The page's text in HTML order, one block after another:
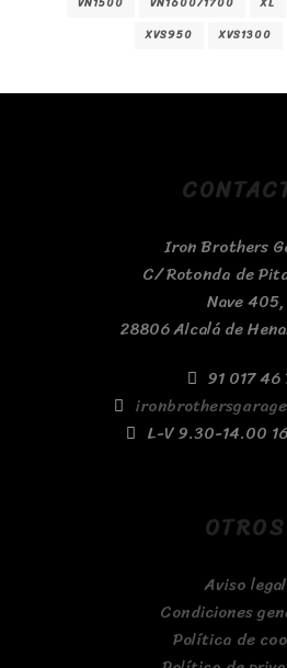
XVS950
XVS1300
Iron Brothers
C/ Rotonda de
Nave 405,
28806 Alcalá de
91 017 46
L-V 9.30-14.00
OTROS
Aviso legal
Condiciones
Política de